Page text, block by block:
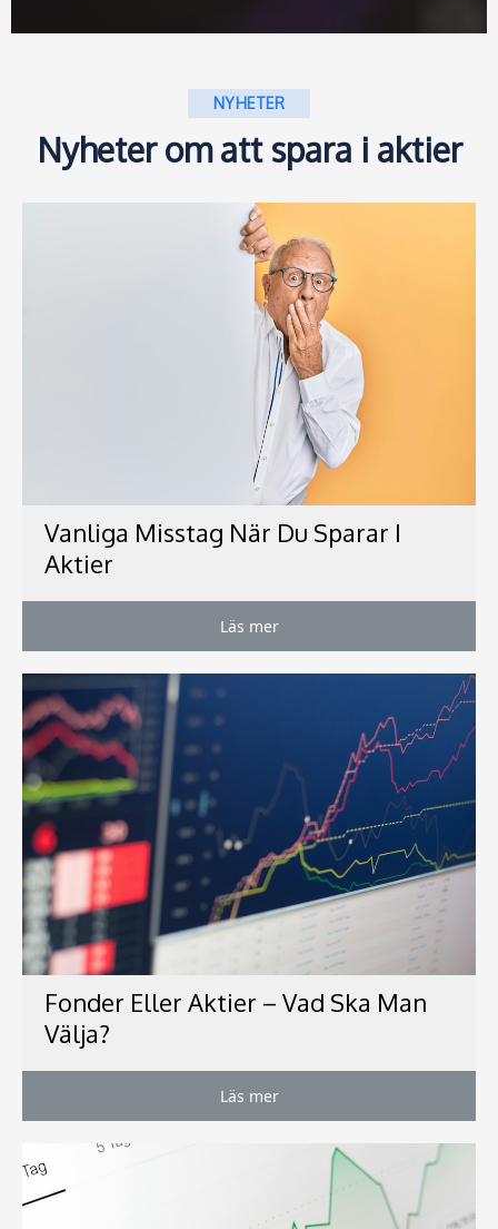
NYHETER
Nyheter om att spara i aktier
Vanliga Misstag När Du Sparar I
Aktier
Läs mer
Fonder Eller Aktier – Vad Ska Man
Välja?
Läs mer